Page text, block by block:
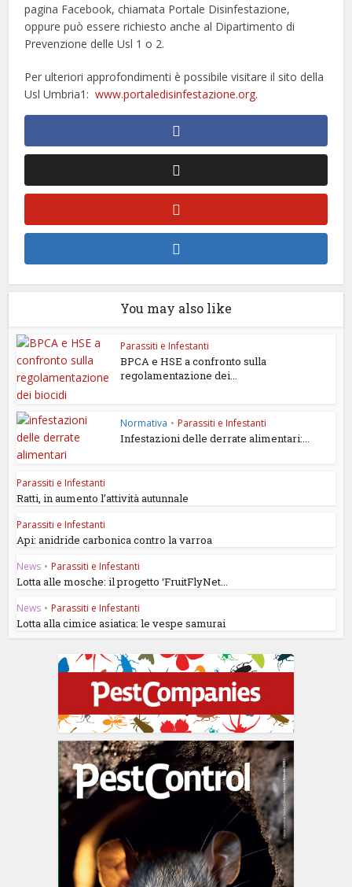
pagina Facebook, chiamata Portale Disinfestazione,
oppure può essere richiesto anche al Dipartimento di
Prevenzione delle Usl 1 o 2.
Per ulteriori approfondimenti è possibile visitare il sito della
Usl Umbria1:www.portaledisinfestazione.org.
You may also like
Parassiti e Infestanti
BPCA e HSE a confronto sulla
regolamentazione dei...
Normativa • Parassiti e Infestanti
Infestazioni delle derrate alimentari:...
Parassiti e Infestanti
Ratti, in aumento l’attività autunnale
Parassiti e Infestanti
Api: anidride carbonica contro la varroa
News • Parassiti e Infestanti
Lotta alle mosche: il progetto ‘FruitFlyNet...
News • Parassiti e Infestanti
Lotta alla cimice asiatica: le vespe samurai